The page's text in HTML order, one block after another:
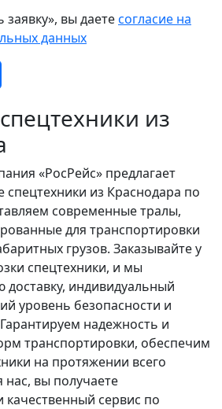
из
«РосРейс» предлагает
спецтехники из Краснодара по
современные тралы,
для транспортировки
грузов. Заказывайте у
спецтехники, и мы
индивидуальный
уровень безопасности и
надежность и
транспортировки, обеспечим
на протяжении всего
вы получаете
сервис по
вы даетесогласие на
данных